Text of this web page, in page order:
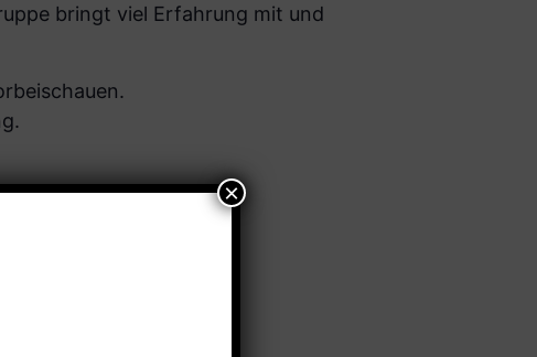
bringt viel Erfahrung mit und